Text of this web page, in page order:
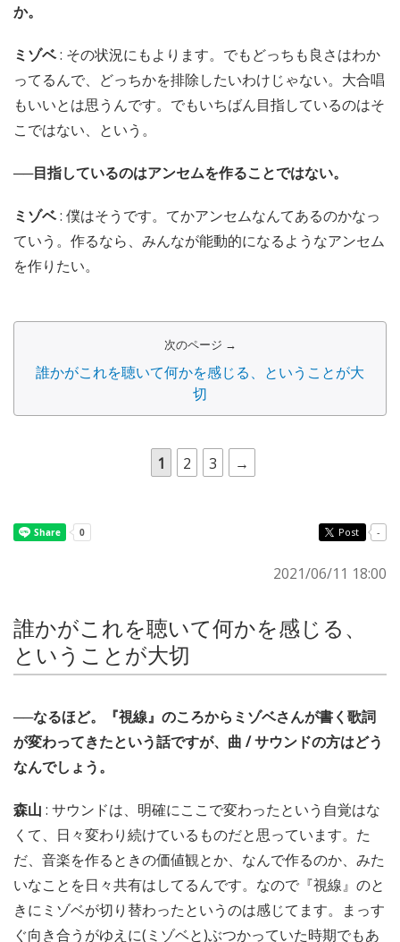
か。
ミゾベ: その状況にもよります。でもどっちも良さはわか
ってるんで、どっちかを排除したいわけじゃない。大合唱
もいいとは思うんです。でもいちばん目指しているのはそ
こではない、という。
──目指しているのはアンセムを作ることではない。
ミゾベ: 僕はそうです。てかアンセムなんてあるのかなっ
ていう。作るなら、みんなが能動的になるようなアンセム
を作りたい。
次のページ →
誰かがこれを聴いて何かを感じる、ということが大
切
1 2 3 →
Post -
2021/06/11 18:00
誰かがこれを聴いて何かを感じる、
ということが大切
──なるほど。『視線』のころからミゾベさんが書く歌詞
が変わってきたという話ですが、曲 / サウンドの方はどう
なんでしょう。
森山 : サウンドは、明確にここで変わったという自覚はな
くて、日々変わり続けているものだと思っています。た
だ、音楽を作るときの価値観とか、なんで作るのか、みた
いなことを日々共有はしてるんです。なので『視線』のと
きにミゾベが切り替わったというのは感じてます。まっす
ぐ向き合うがゆえに(ミゾベと)ぶつかっていた時期でもあ